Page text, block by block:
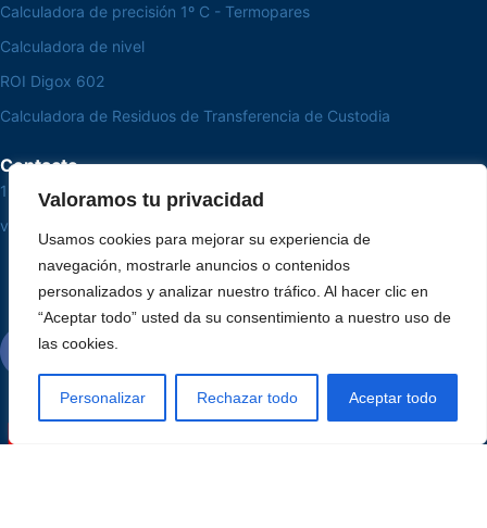
Valoramos tu privacidad
Usamos cookies para mejorar su experiencia de
navegación, mostrarle anuncios o contenidos
personalizados y analizar nuestro tráfico. Al hacer clic en
“Aceptar todo” usted da su consentimiento a nuestro uso de
las cookies.
Personalizar Rechazar todo Aceptar todo
Calculadora de precisión 1º C - Termopares
Calculadora de nivel
ROI Digox 602
Calculadora de Residuos de Transferencia de Custodia
Contacto
15 3033-8008
vendas@alutal.com.br